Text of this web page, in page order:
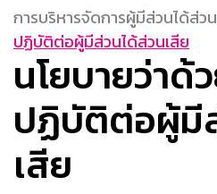
การบริหารจัดการผู้มีส่วนได้ส่ว
ปฏิบัติต่อผู้มีส่วนได้ส่วนเสีย
นโยบายว่าด้
ปฏิบัติต่อผู้มี
เสีย